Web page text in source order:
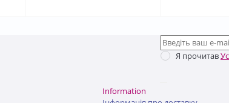
Я прочитав
Information